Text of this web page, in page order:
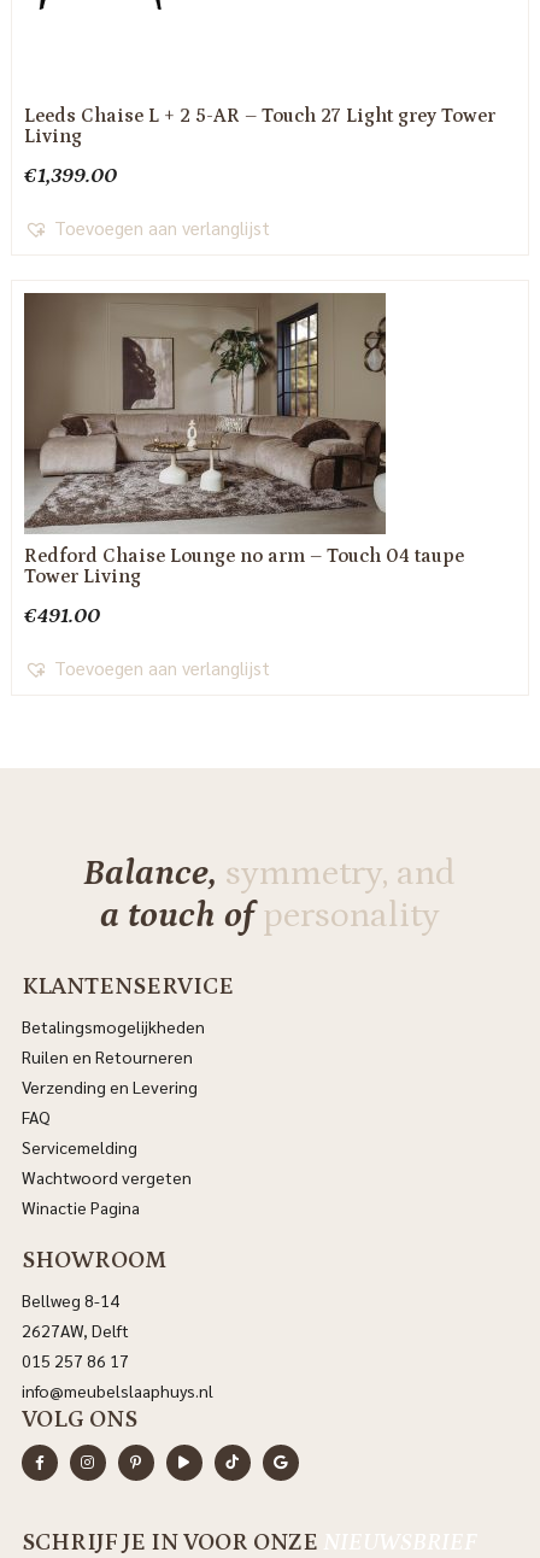
Leeds Chaise L + 2 5-AR – Touch 27 Light grey Tower
Living
€1,399.00
Toevoegen aan verlanglijst
Redford Chaise Lounge no arm – Touch 04 taupe
Tower Living
€491.00
Toevoegen aan verlanglijst
Balance, symmetry, and
a touch ofpersonality
KLANTENSERVICE
Betalingsmogelijkheden
Ruilen en Retourneren
Verzending en Levering
FAQ
Servicemelding
Wachtwoord vergeten
Winactie Pagina
SHOWROOM
Bellweg 8-14
2627AW, Delft
015 257 86 17
info@meubelslaaphuys.nl
VOLG ONS
SCHRIJF JE IN VOOR ONZE NIEUWSBRIEF